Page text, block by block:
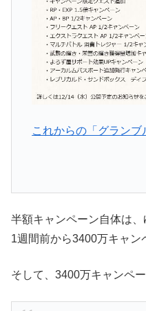
これからの「グラン
半額キャンペーン自体は
1週間前から3400万キャン
そして、3400万キャンペ